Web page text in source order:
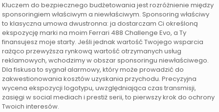
Kluczem do bezpiecznego budżetowania jest rozróżnienie między
sponsoringiem właściwym a niewłaściwym. Sponsoring właściwy
to klasyczna umowa dwustronna: ja dostarczam Ci określoną
ekspozycję marki na moim Ferrari 488 Challenge Evo, a Ty
finansujesz moje starty. Jeśli jednak wartość Twojego wsparcia
rażąco przewyższa rynkową wartość otrzymanych usług
reklamowych, wchodzimy w obszar sponsoringu niewłaściwego.
Dla fiskusa to sygnał alarmowy, który może prowadzić do
zakwestionowania kosztów uzyskania przychodu. Precyzyjna
wycena ekspozycji logotypu, uwzględniająca czas transmisji,
zasięgi w social mediach i prestiż serii, to pierwszy krok do ochrony
Twoich interesów.